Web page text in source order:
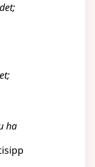
;
;
ha